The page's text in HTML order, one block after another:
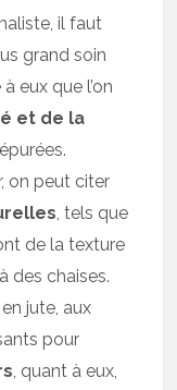
il faut
grand soin
eux que l’on
et de la
on peut citer
, tels que
de la texture
des chaises.
jute, aux
pour
, quant à eux,